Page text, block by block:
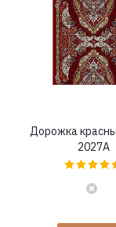
Дорожка
2027A